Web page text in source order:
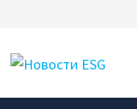
содержимому